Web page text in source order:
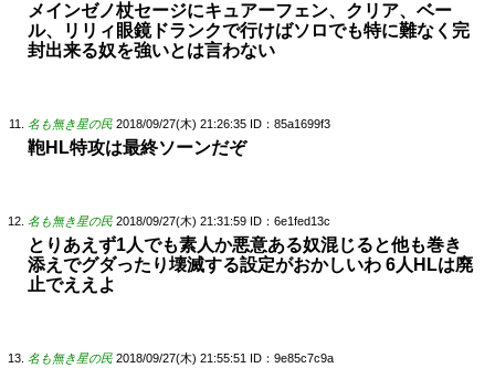
メインゼノ杖セージにキュアーフェン、クリア、ベー
ル、リリィ眼鏡ドランクで行けばソロでも特に難なく完
封出来る奴を強いとは言わない
名も無き星の民 2018/09/27(木) 21:26:35 ID：85a1699f3
鞄HL特攻は最終ソーンだぞ
名も無き星の民 2018/09/27(木) 21:31:59 ID：6e1fed13c
とりあえず1人でも素人か悪意ある奴混じると他も巻き
添えでグダったり壊滅する設定がおかしいわ 6人HLは廃
止でええよ
名も無き星の民 2018/09/27(木) 21:55:51 ID：9e85c7c9a